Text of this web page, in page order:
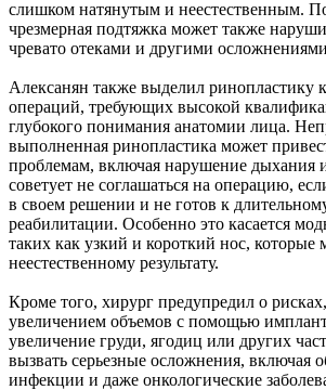
слишком натянутым и неестественным.
чрезмерная подтяжка может также
чревато отеками и другими
Алексанян также выделил ринопластику
операций, требующих высокой
глубокого понимания анатомии лица.
выполненная ринопластика может
проблемам, включая нарушение дыхания
советует не соглашаться на операцию,
в своем решении и не готов к
реабилитации. Особенно это касается
таких как узкий и короткий нос, которые
неестественному результату.
Кроме того, хирург предупредил о
увеличением объемов с помощью
увеличение груди, ягодиц или других
вызвать серьезные осложнения, включая
инфекции и даже онкологические